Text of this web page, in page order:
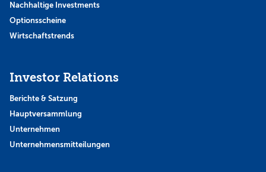
Nachhaltige Investments
Optionsscheine
Wirtschaftstrends
Investor Relations
Berichte & Satzung
Hauptversammlung
Unternehmen
Unternehmensmitteilungen